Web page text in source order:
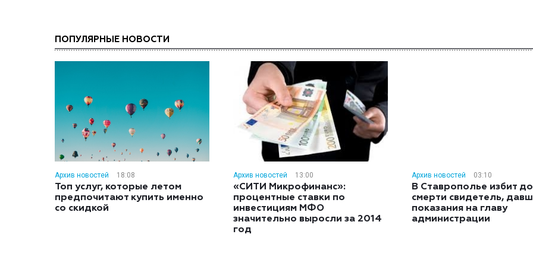
ПОПУЛЯРНЫЕ НОВОСТИ
Архив новостей 18:08
Топ услуг, которые летом
предпочитают купить именно
со скидкой
Архив новостей 13:00
«СИТИ Микрофинанс»:
процентные ставки по
инвестициям МФО
значительно выросли за 2014
год
Архив новостей 03:10
В Ставрополье избит до
смерти свидетель,
показания на главу
администрации